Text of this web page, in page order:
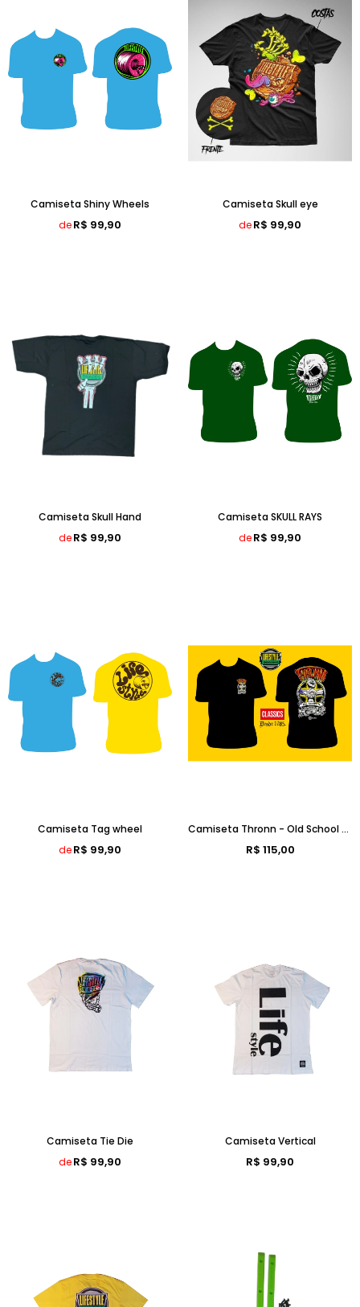
Camiseta Shiny Wheels
deR$ 99,90
Camiseta Skull eye
deR$ 99,90
Camiseta Skull Hand
deR$ 99,90
Camiseta SKULL RAYS
deR$ 99,90
Camiseta Tag wheel
deR$ 99,90
Camiseta Thronn - Old School [ LANÇAMENTO ]
R$ 115,00
Camiseta Tie Die
deR$ 99,90
Camiseta Vertical
R$ 99,90